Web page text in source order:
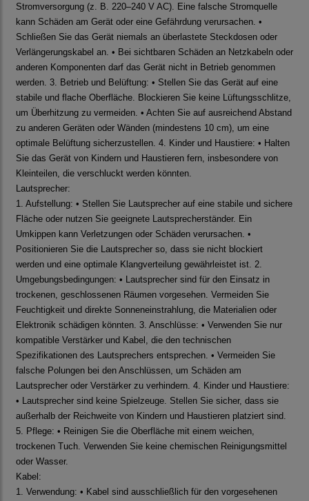
Stromversorgung (z. B. 220–240 V AC). Eine falsche Stromquelle
kann Schäden am Gerät oder eine Gefährdung verursachen. •
Schließen Sie das Gerät niemals an überlastete Steckdosen oder
Verlängerungskabel an. • Bei sichtbaren Schäden an Netzkabeln oder
anderen Komponenten darf das Gerät nicht in Betrieb genommen
werden. 3. Betrieb und Belüftung: • Stellen Sie das Gerät auf eine
stabile und flache Oberfläche. Blockieren Sie keine Lüftungsschlitze,
um Überhitzung zu vermeiden. • Achten Sie auf ausreichend Abstand
zu anderen Geräten oder Wänden (mindestens 10 cm), um eine
optimale Belüftung sicherzustellen. 4. Kinder und Haustiere: • Halten
Sie das Gerät von Kindern und Haustieren fern, insbesondere von
Kleinteilen, die verschluckt werden könnten.
Lautsprecher:
1. Aufstellung: • Stellen Sie Lautsprecher auf eine stabile und sichere
Fläche oder nutzen Sie geeignete Lautsprecherständer. Ein
Umkippen kann Verletzungen oder Schäden verursachen. •
Positionieren Sie die Lautsprecher so, dass sie nicht blockiert
werden und eine optimale Klangverteilung gewährleistet ist. 2.
Umgebungsbedingungen: • Lautsprecher sind für den Einsatz in
trockenen, geschlossenen Räumen vorgesehen. Vermeiden Sie
Feuchtigkeit und direkte Sonneneinstrahlung, die Materialien oder
Elektronik schädigen könnten. 3. Anschlüsse: • Verwenden Sie nur
kompatible Verstärker und Kabel, die den technischen
Spezifikationen des Lautsprechers entsprechen. • Vermeiden Sie
falsche Polungen bei den Anschlüssen, um Schäden am
Lautsprecher oder Verstärker zu verhindern. 4. Kinder und Haustiere:
• Lautsprecher sind keine Spielzeuge. Stellen Sie sicher, dass sie
außerhalb der Reichweite von Kindern und Haustieren platziert sind.
5. Pflege: • Reinigen Sie die Oberfläche mit einem weichen,
trockenen Tuch. Verwenden Sie keine chemischen Reinigungsmittel
oder Wasser.
Kabel:
1. Verwendung: • Kabel sind ausschließlich für den vorgesehenen